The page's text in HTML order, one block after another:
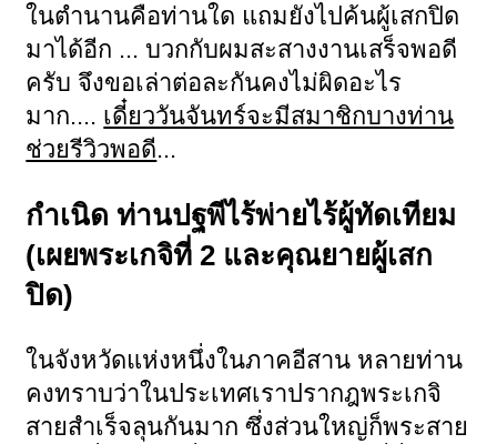
ในตำนานคือท่านใด แถมยังไปค้นผู้เสกปิด
มาได้อีก ... บวกกับผมสะสางงานเสร็จพอดี
ครับ จึงขอเล่าต่อละกันคงไม่ผิดอะไร
มาก.... เดี๋ยววันจันทร์จะมีสมาชิกบางท่าน
ช่วยรีวิวพอดี...
กำเนิด ท่านปฐพีไร้พ่ายไร้ผู้ทัดเทียม
(เผยพระเกจิที่ 2 และคุณยายผู้เสก
ปิด)
ในจังหวัดแห่งหนึ่งในภาคอีสาน หลายท่าน
คงทราบว่าในประเทศเราปรากฎพระเกจิ
สายสำเร็จลุนกันมาก ซึ่งส่วนใหญ่ก็พระสาย